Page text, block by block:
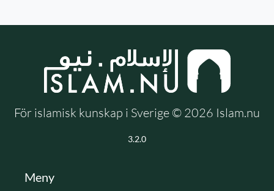
För islamisk kunskap i Sverige © 2026 Islam.nu
3.2.0
Meny